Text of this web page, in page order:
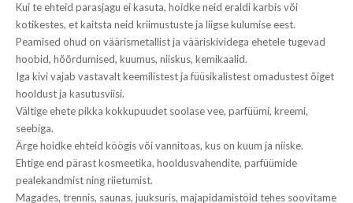
Kui te ehteid parasjagu ei kasuta, hoidke neid eraldi karbis või
kotikestes, et kaitsta neid kriimustuste ja liigse kulumise eest.
Peamised ohud on väärismetallist ja vääriskividega ehetele tugevad
hoobid, hõõrdumised, kuumus, niiskus, kemikaalid.
Iga kivi vajab vastavalt keemilistest ja füüsikalistest omadustest õiget
hooldust ja kasutusviisi.
Vältige ehete pikka kokkupuudet soolase vee, parfüümi, kreemi,
seebiga.
Ärge hoidke ehteid köögis või vannitoas, kus on kuum ja niiske.
Ehtige end pärast kosmeetika, hooldusvahendite, parfüümide
pealekandmist ning riietumist.
Magades, trennis, saunas, juuksuris, majapidamistöid tehes soovitame